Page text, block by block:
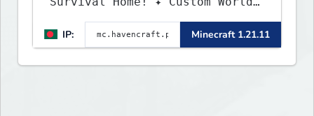
Player Economy — Trade & build
wealth ✦ Land Claims — Protect
what you build ✦ Weekly Events
IP: Minecraft 1.21.11